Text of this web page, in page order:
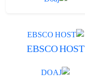
EBSCO HOST